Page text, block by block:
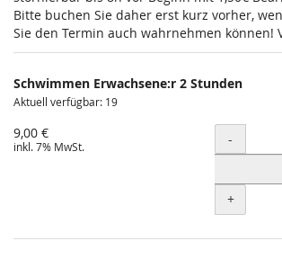
Bitte buchen Sie daher erst kurz vorher,
Sie den Termin auch wahrnehmen können!
Schwimmen Erwachsene:r 2 Stunden
Aktuell verfügbar: 19
9,00 €
inkl. 7% MwSt. Menge
-
+